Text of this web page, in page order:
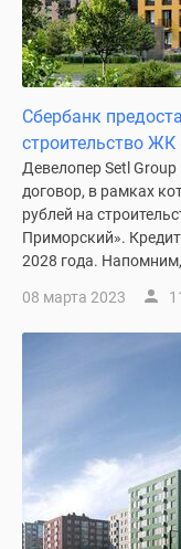
Сбербанк
строительство
Девелопер Setl
договор, в рамках
рублей на
Приморский».
2028 года.
08 марта 2023